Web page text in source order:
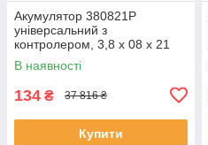
Акумулятор 380821P
універсальний з
контролером, 3,8 х 08 х 21
мм (35 mAh)/ для TWS
навушників, bluetooth
В наявності
134 ₴ 37 816 ₴
Купити